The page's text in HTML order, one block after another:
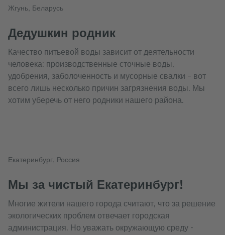
Жгунь, Беларусь
Дедушкин родник
Качество питьевой воды зависит от деятельности
человека: производственные сточные воды,
удобрения, заболоченность и мусорные свалки – вот
всего лишь несколько причин загрязнения воды. Мы
хотим уберечь от него родники нашего района.
Екатеринбург, Россия
Мы за чистый Екатеринбург!
Многие жители нашего города считают, что за решение
экологических проблем отвечает городская
администрация. Но уважать окружающую среду -